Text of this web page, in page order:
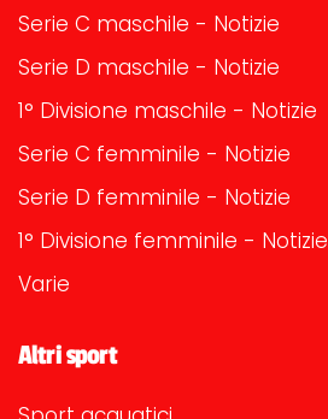
Serie C maschile - Notizie
Serie D maschile - Notizie
1° Divisione maschile - Notizie
Serie C femminile - Notizie
Serie D femminile - Notizie
1° Divisione femminile - Notizie
Varie
Altri sport